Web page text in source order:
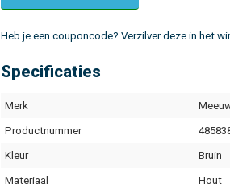
Heb je een couponcode? Verzilver deze in het
Specificaties
Merk
Productnummer
Kleur Bruin
Materiaal Hout